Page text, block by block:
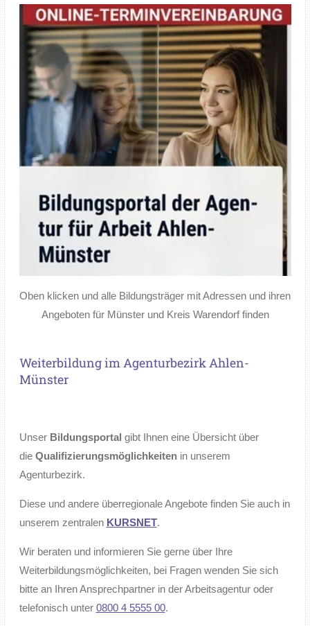
Oben klicken und alle Bildungsträger mit Adressen und ihren
Angeboten für Münster und Kreis Warendorf finden
Weiterbildung im Agenturbezirk Ahlen-
Münster
Unser Bildungsportal gibt Ihnen eine Übersicht über
die Qualifizierungsmöglichkeitenin unserem
Agenturbezirk.
Diese und andere überregionale Angebote finden Sie auch in
unserem zentralen KURSNET.
Wir beraten und informieren Sie gerne über Ihre
Weiterbildungsmöglichkeiten, bei Fragen wenden Sie sich
bitte an Ihren Ansprechpartner in der Arbeitsagentur oder
telefonisch unter 0800 4 5555 00.